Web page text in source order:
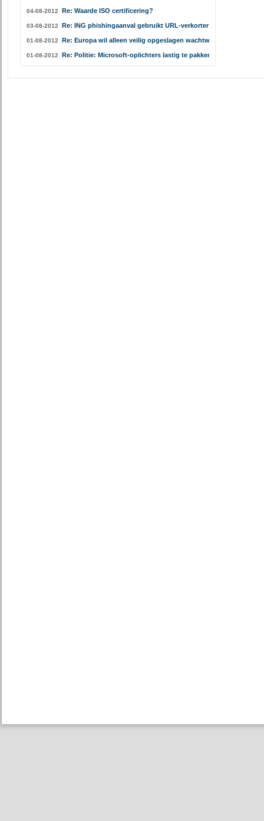
04-08-2012 Re: Waarde ISO certificering?
03-08-2012 Re: ING phishingaanval gebruikt URL-verkorter
01-08-2012 Re: Europa wil alleen veilig opgeslagen wachtwoorden
01-08-2012 Re: Politie: Microsoft-oplichters lastig te pakken